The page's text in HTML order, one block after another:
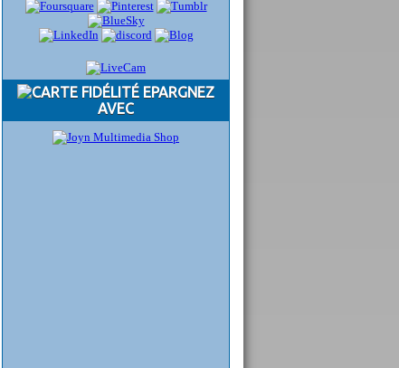
EPARGNEZ
AVEC